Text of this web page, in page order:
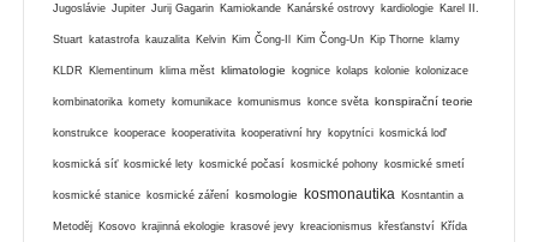
Jugoslávie Jupiter Jurij Gagarin Kamiokande Kanárské ostrovy kardiologie Karel II.
Stuart katastrofa kauzalita Kelvin Kim Čong-Il Kim Čong-Un Kip Thorne klamy
KLDR Klementinum klima měst klimatologie kognice kolaps kolonie kolonizace
kombinatorika komety komunikace komunismus konce světa konspirační teorie
konstrukce kooperace kooperativita kooperativní hry kopytníci kosmická loď
kosmická síť kosmické lety kosmické počasí kosmické pohony kosmické smetí
kosmické stanice kosmické záření kosmologie kosmonautika Kosntantin a
Metoděj Kosovo krajinná ekologie krasové jevy kreacionismus křesťanství Křída